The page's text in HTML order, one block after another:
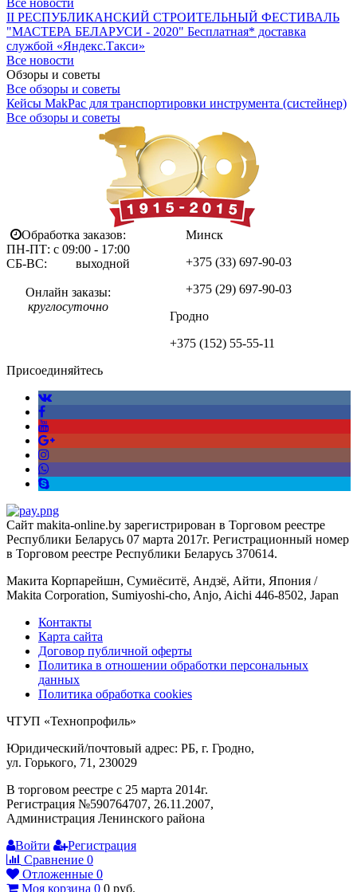
Все новости
II РЕСПУБЛИКАНСКИЙ СТРОИТЕЛЬНЫЙ ФЕСТИВАЛЬ
"МАСТЕРА БЕЛАРУСИ - 2020" Бесплатная* доставка
службой «Яндекс.Такси»
Все новости
Обзоры и советы
Все обзоры и советы
Кейсы MakPac для транспортировки инструмента (систейнер)
Все обзоры и советы
Обработка заказов:
ПН-ПТ: с 09:00 - 17:00
СБ-ВС: выходной
Онлайн заказы:
круглосуточно
Минск
+375 (33) 697-90-03
+375 (29) 697-90-03
Гродно
+375 (152) 55-55-11
Присоединяйтесь
Сайт makita-online.by зарегистрирован в Торговом реестре
Республики Беларусь 07 марта 2017г. Регистрационный номер
в Торговом реестре Республики Беларусь 370614.
Макита Корпарейшн, Сумиёситё, Андзё, Айти, Япония /
Makita Corporation, Sumiyoshi-cho, Anjo, Aichi 446-8502, Japan
Контакты
Карта сайта
Договор публичной оферты
Политика в отношении обработки персональных
данных
Политика обработка cookies
ЧТУП «Технопрофиль»
Юридический/почтовый адрес: РБ, г. Гродно,
ул. Горького, 71, 230029
В торговом реестре с 25 марта 2014г.
Регистрация №590764707, 26.11.2007,
Администрация Ленинского района
Войти
Регистрация
Сравнение 0
Отложенные 0
Моя корзина 0 0 руб.